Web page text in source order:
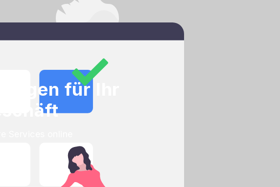
für Ihr
Services online